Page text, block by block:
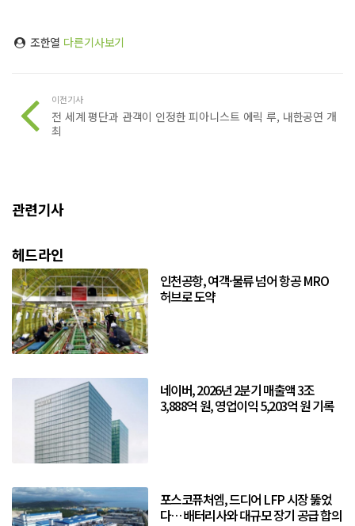
조한열 다른기사보기
이전기사
전 세계 평단과 관객이 인정한 피아니스트 에릭 루, 내한공연 개
최
관련기사
헤드라인
인천공항, 여객·물류 넘어 항공 MRO
허브로 도약
네이버, 2026년 2분기 매출액 3조
3,888억 원, 영업이익 5,203억 원 기록
포스코퓨처엠, 드디어 LFP 시장 뚫었
다… 배터리사와 대규모 장기 공급 합의